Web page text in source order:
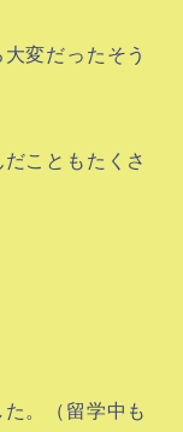
変だったそう
こともたくさ
。（留学中も